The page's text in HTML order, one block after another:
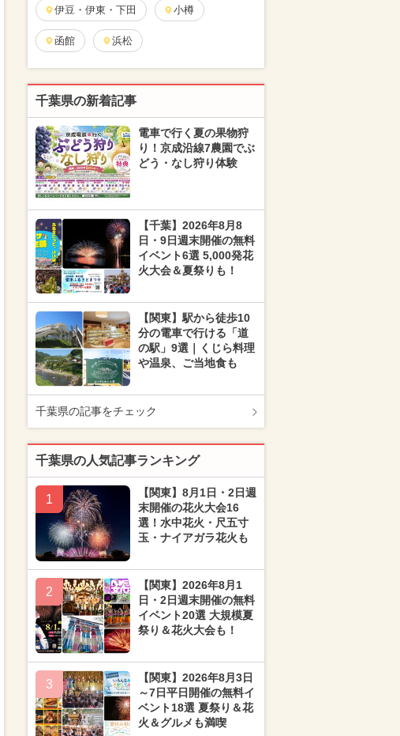
伊豆・伊東・下田 小樽
函館 浜松
千葉県の新着記事
電車で行く夏の果物狩
り！京成沿線7農園でぶ
どう・なし狩り体験
【千葉】2026年8月8
日・9日週末開催の無料
イベント6選 5,000発花
火大会＆夏祭りも！
【関東】駅から徒歩10
分の電車で行ける「道
の駅」9選｜くじら料理
や温泉、ご当地食も
千葉県の記事をチェック
千葉県の人気記事ランキング
1
【関東】8月1日・2日週
末開催の花火大会16
選！水中花火・尺五寸
玉・ナイアガラ花火も
2
【関東】2026年8月1
日・2日週末開催の無料
イベント20選 大規模夏
祭り＆花火大会も！
3
【関東】2026年8月3日
～7日平日開催の無料イ
ベント18選 夏祭り＆花
火＆グルメも満喫